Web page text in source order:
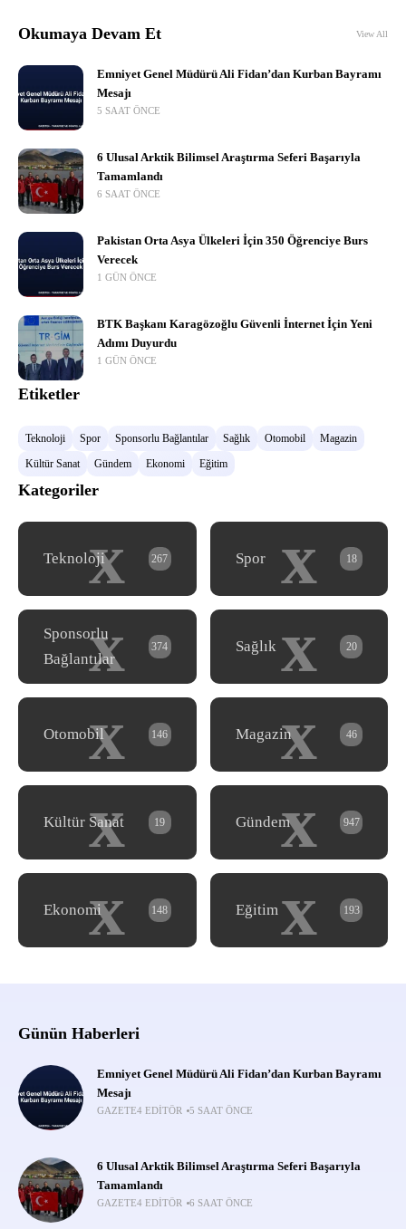
Okumaya Devam Et View All
Emniyet Genel Müdürü Ali Fidan’dan Kurban Bayramı
Mesajı
5 SAAT ÖNCE
6 Ulusal Arktik Bilimsel Araştırma Seferi Başarıyla
Tamamlandı
6 SAAT ÖNCE
Pakistan Orta Asya Ülkeleri İçin 350 Öğrenciye Burs
Verecek
1 GÜN ÖNCE
BTK Başkanı Karagözoğlu Güvenli İnternet İçin Yeni
Adımı Duyurdu
1 GÜN ÖNCE
Etiketler
Teknoloji Spor Sponsorlu Bağlantılar Sağlık Otomobil
Magazin
Kültür Sanat
Gündem Ekonomi Eğitim
Kategoriler
x
Teknoloji 267 x
Spor 18
x
Sponsorlu
Bağlantılar
374 x
Sağlık 20
x
Otomobil 146 x
Magazin 46
x
Kültür Sanat 19 x
Gündem 947
x
Ekonomi 148 x
Eğitim 193
Günün Haberleri
Emniyet Genel Müdürü Ali Fidan’dan Kurban Bayramı
Mesajı
GAZETE4 EDITÖR 5 SAAT ÖNCE
6 Ulusal Arktik Bilimsel Araştırma Seferi Başarıyla
Tamamlandı
GAZETE4 EDITÖR 6 SAAT ÖNCE